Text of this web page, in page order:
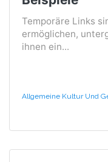
Temporäre Links
ermöglichen,
ihnen ein...
Allgemeine Kultur Und